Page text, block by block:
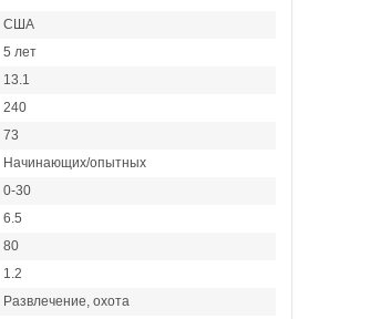
США
5 лет
13.1
240
73
Начинающих/опытных
0-30
6.5
80
1.2
Развлечение, охота